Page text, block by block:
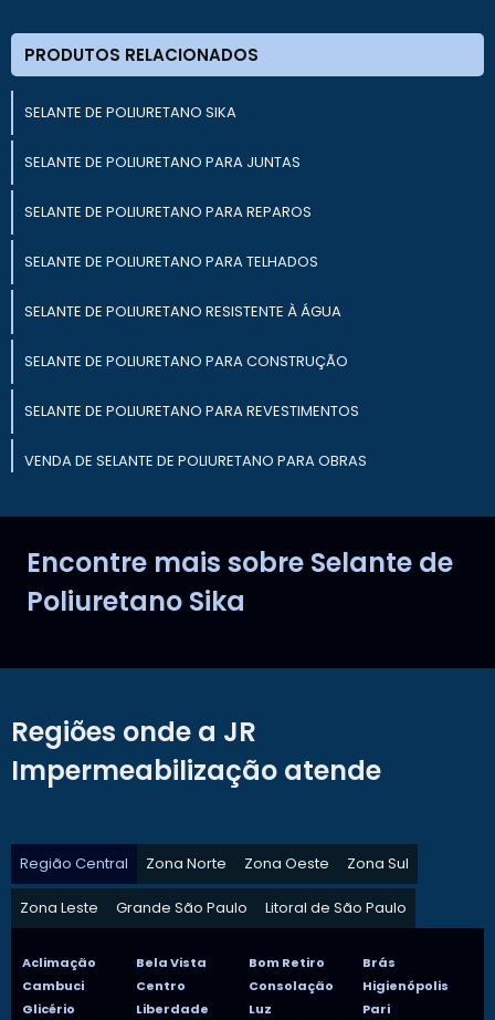
PRODUTOS RELACIONADOS
SELANTE DE POLIURETANO SIKA
SELANTE DE POLIURETANO PARA JUNTAS
SELANTE DE POLIURETANO PARA REPAROS
SELANTE DE POLIURETANO PARA TELHADOS
SELANTE DE POLIURETANO RESISTENTE À ÁGUA
SELANTE DE POLIURETANO PARA CONSTRUÇÃO
SELANTE DE POLIURETANO PARA REVESTIMENTOS
VENDA DE SELANTE DE POLIURETANO PARA OBRAS
SELANTE DE POLIURETANO PARA APLICAÇÕES EXTERNAS
Encontre mais sobre Selante de
Poliuretano Sika
Regiões onde a JR
Impermeabilização atende
Região Central Zona Norte Zona Oeste Zona Sul
Zona Leste Grande São Paulo Litoral de São Paulo
Aclimação Bela Vista Bom Retiro
Brás
Cambuci
Centro Consolação
Higienópolis
Glicério
Liberdade Luz
Pari